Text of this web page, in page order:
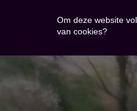
Om deze website
van cookies?